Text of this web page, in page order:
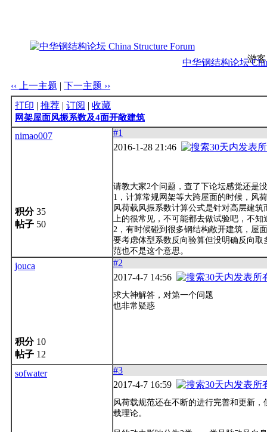
游
中华钢结构论坛
‹‹ 上一主题 | 下一主题 ››
打印 | 推荐 | 订阅 | 收藏
网架屋面风振系数及4面开敞建筑
nimao007
积分35
帖子 50
#1
2016-1-28 21:46
请教大家2个问题，查了下论坛感觉还是
1，计算常规网架等大跨屋面的时候，风
风荷载风振系数计算公式是针对高层建
上的很常见，不可能都去做试验吧，不
2，有时候碰到很多钢结构敞开建筑，屋
要考虑体型系数反向验算但没明确反向
范也不是这个意思。
jouca
积分10
帖子 12
#2
2017-4-7 14:56
求大神解答，对第一个问题
也非常疑惑
sofwater
#3
2017-4-7 16:59
风荷载规范还在不断的进行完善和更新
载理论。